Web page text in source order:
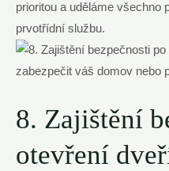
prioritou a uděláme všechno
prvotřídní službu.
8. Zajištění
otevření